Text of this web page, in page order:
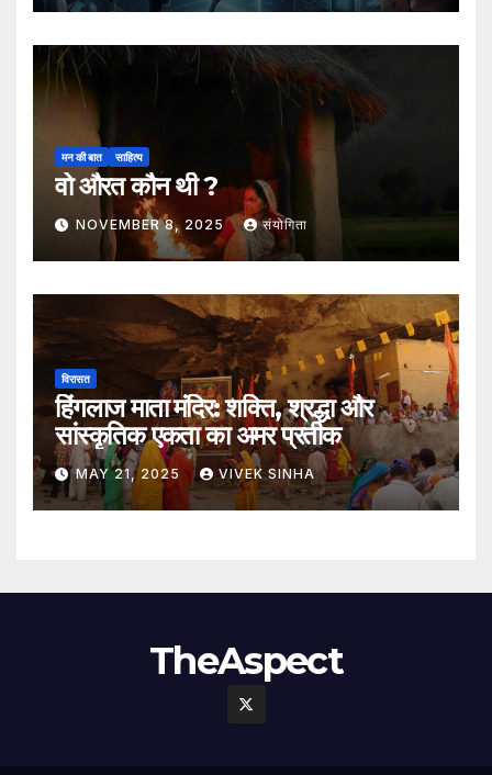
मन की बात साहित्य
वो औरत कौन थी ?
NOVEMBER 8, 2025 संयोगिता
विरासत
हिंगलाज माता मंदिर: शक्ति, श्रद्धा और
सांस्कृतिक एकता का अमर प्रतीक
MAY 21, 2025 VIVEK SINHA
TheAspect